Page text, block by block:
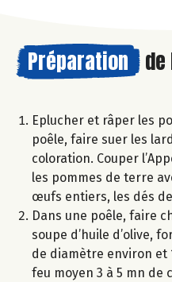
Préparation
Eplucher et râper les
poêle, faire suer les
coloration. Couper
les pommes de terre
œufs entiers, les dés
Dans une poêle, faire
soupe d’huile d’olive,
de diamètre environ et
feu moyen 3 à 5 mn de